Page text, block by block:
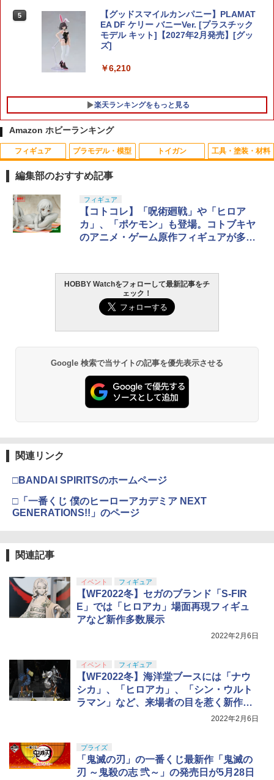
5
【グッドスマイルカンパニー】PLAMAT
EA DF ケリー バニーVer. [プラスチック
モデル キット]【2027年2月発売】[グッ
ズ]
￥6,210
楽天ランキングをもっと見る
1
タカラトミー MPG-25 ブロードキャスト
&スチールジョー MPG25ブロ-ドキヤス
トスチ-ルジヨ- [MPG25ブロ-ドキヤスト
￥21,990
ィギュア)
￥22,000
3
【あみあみ限定特典】戦姫絶唱シンフォ
ビキニスタイル Gloss ver. 1/7 フィギュ
ア[Q-six]【送料無料】《01月予約》
￥22,990
ガチャ フルコンプ
￥2,180
￥24,750
1
【楽天ランキング1位】【 CYMA 製】 東
京マルイ BBローダー XL 互換タイプ 47
0発 BB弾ローダー クリアボディ 電動ガ
ダー 手動 スケルトン 透明 CY-C127
￥1,380
g [ガスガン用ガス]
￥1,670
ススプリングセット◆マルイ GBB M4対
応 純正互換品 トリガースプリング ノッ
カースプリング ハンマースプリング等
リペアにも
￥2,421
5
￥2,468
1
【ネコポス対応】タミヤ/OP.113/インナ
ースポンジ
【ネコポス対応】タミヤ(TAMIYA)/OP-1
￥792
￥830
【ネコポス対応】SP.454/タミヤ/レーシ
ングスリックタイヤ
ジ付きベアリングブッシュセット 95319
Amazon ホビーランキング
フィギュア
1
タカラトミー(TAKARA TOMY) T-SPAR
K トランスフォーマー ニューレジェンズ
NL-07 サウンドウェーブ 可動フィギュア
￥4,440
TAMASHII NATIONS S.H.フィギュアー
ツ ONE PIECE シャンクス -マリンフォ
ード頂上決戦- 約165mm PVC&ABS&布
TAMASHII NATIONS S.H.フィギュアー
ツ（真骨彫製法） 仮面ライダーBLACK
RX 約150mm PVC&ABS&布製 塗装済み
4
TAMASHII NATIONS S.H.フィギュアー
ツ 攻殻機動隊 THE GHOST IN THE SHE
LL 草薙素子 約140mm PVC&ABS製 塗
装済み可動フィギュア
5
タカラトミー(TAKARA TOMY) T-SPAR
K トランスフォーマー ニューレジェンズ
NL-06 オートボット コスモス 可動フィ
ギュア
プラモデル・模型
1
BANDAI SPIRITS(バンダイ スピリッツ)
30MS SIS-J00 メルンジャ[カラーA] 色
分け済みプラモデル
￥4,200
HG 機動戦士ガンダム00 グラハム専用ユ
ニオンフラッグカスタム 1/144スケール
色分け済みプラモデル
￥1,850
BANDAI SPIRITS(バンダイ スピリッツ)
30MS Fate/Grand Order アルトリア・
キャスター 色分け済みプラモデル
分け済みプラモデル
￥4,682
5
ラモデル
￥3,782
トイガン
1
東京マルイ(TOKYO MARUI) No.25 コル
ト ガバメント HG 18歳以上エアーHOP
ハンドガン
￥3,384
東京マルイ (TOKYO MARUI) ガスブロー
バックマシンガン No.14 20式 5.56mm
小銃 18歳以上 ガスブローバック
￥196,000
東京マルイ(TOKYO MARUI) No.21 H&K
USP HG 18歳以上エアーHOPハンドガン
￥3,409
4
￥4,761
工具・塗装・材料
1
LOCTITE(ロックタイト) シールはがし
プレミアム 220ml
￥962
タミヤ クラフトツールシリーズ No.123
先細薄刃ニッパー (ゲートカット用) プラ
モデル用工具 74123
￥2,781
GSIクレオス Mr.トップコート 水性プレ
ミアムトップコートスプレー 光沢 88ml
ホビー用仕上材 B601
型用接着剤 87003
￥184
5
￥710
編集部のおすすめ記事
フィギュア
【コトコレ】「呪術廻戦」や「ヒロア
カ」、「ポケモン」も登場。コトブキヤ
のアニメ・ゲーム原作フィギュアが多数
HOBBY Watchをフォローして最新記事をチ
ェック！
Google 検索で当サイトの記事を優先表示させる
関連リンク
□BANDAI SPIRITSのホームページ
□「一番くじ 僕のヒーローアカデミア NEXT
GENERATIONS!!」のページ
関連記事
イベント フィギュア
【WF2022冬】セガのブランド「S-FIR
E」では「ヒロアカ」場面再現フィギュ
アなど新作多数展示
2022年2月6日
イベント フィギュア
【WF2022冬】海洋堂ブースには「ナウ
シカ」、「ヒロアカ」、「シン・ウルト
ラマン」など、来場者の目を惹く新作造
2022年2月6日
プライズ
「鬼滅の刃」の一番くじ最新作「鬼滅の
刃 ～鬼殺の志 弐～」の発売日が5月28日